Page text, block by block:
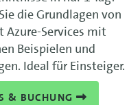
die Grundlagen von
Azure-Services mit
Beispielen und
Ideal für Einsteiger.
& BUCHUNG